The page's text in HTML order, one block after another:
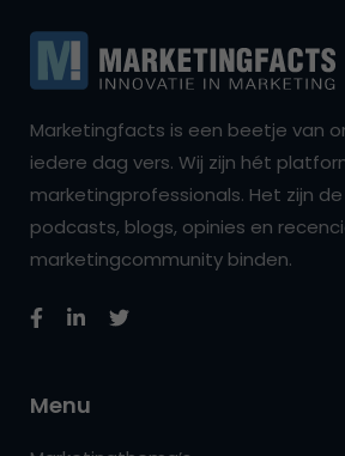
Marketingfacts is een beetje van
iedere dag vers. Wij zijn hét
marketingprofessionals. Het zijn
podcasts, blogs, opinies en
marketingcommunity binden.
Menu